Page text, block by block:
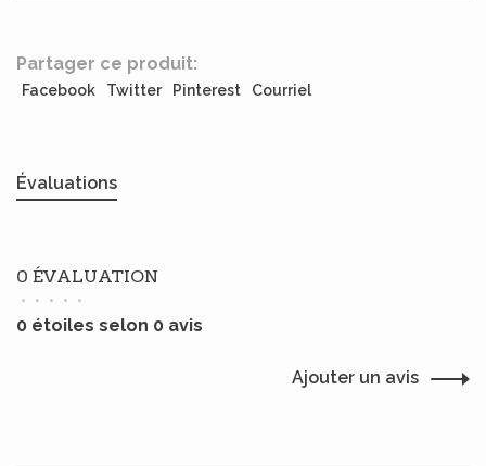
Partager ce produit:
Facebook Twitter Pinterest Courriel
Évaluations
0 ÉVALUATION
• • • • •
0 étoiles selon 0 avis
Ajouter un avis